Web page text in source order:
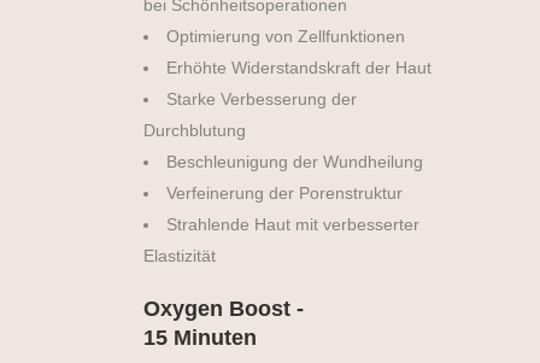
bei Schönheitsoperationen
Optimierung von Zellfunktionen
Erhöhte Widerstandskraft der Haut
Starke Verbesserung der
Durchblutung
Beschleunigung der Wundheilung
Verfeinerung der Porenstruktur
Strahlende Haut mit verbesserter
Elastizität
Oxygen Boost -
15 Minuten